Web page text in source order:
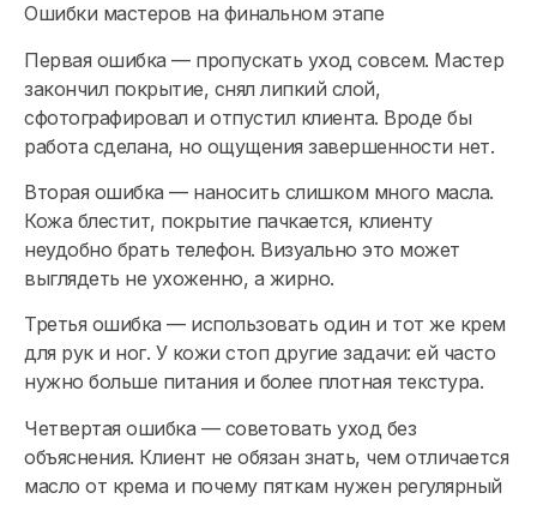
Ошибки мастеров на финальном этапе
Первая ошибка — пропускать уход совсем. Мастер
закончил покрытие, снял липкий слой,
сфотографировал и отпустил клиента. Вроде бы
работа сделана, но ощущения завершенности нет.
Вторая ошибка — наносить слишком много масла.
Кожа блестит, покрытие пачкается, клиенту
неудобно брать телефон. Визуально это может
выглядеть не ухоженно, а жирно.
Третья ошибка — использовать один и тот же крем
для рук и ног. У кожи стоп другие задачи: ей часто
нужно больше питания и более плотная текстура.
Четвертая ошибка — советовать уход без
объяснения. Клиент не обязан знать, чем отличается
масло от крема и почему пяткам нужен регулярный